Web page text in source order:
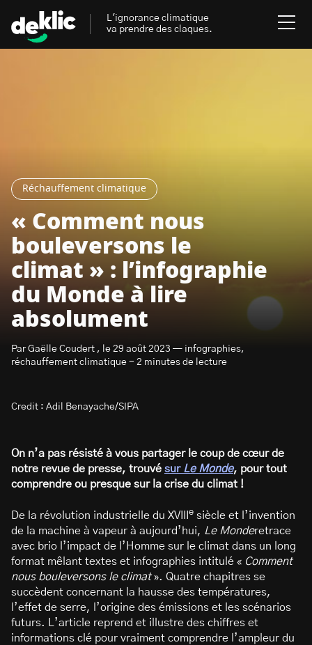
Réchauffement climatique
« Comment nous
bouleversons le
climat » : l’infographie
du Monde à lire
absolument
Par Gaëlle Coudert , le 29 août 2023 — infographies,
réchauffement climatique - 2 minutes de lecture
Credit : Adil Benayache/SIPA
On n’a pas résisté à vous partager le coup de cœur de
notre revue de presse, trouvé sur Le Monde, pour tout
comprendre ou presque sur la crise du climat !
De la révolution industrielle du XVIII e siècle et l’invention
de la machine à vapeur à aujourd’hui, Le Monderetrace
avec brio l’impact de l’Homme sur le climat dans un long
format mêlant textes et infographies intitulé « Comment
nous bouleversons le climat». Quatre chapitres se
succèdent concernant la hausse des températures,
l’effet de serre, l’origine des émissions et les scénarios
futurs. L’article reprend et illustre des chiffres et
informations clé pour vraiment comprendre l’ampleur du
L'ignorance climatique
va prendre des claques.
Énergies renouvelables
Mobilités durables
Gestes écologiques
Inspiré.es inspirant.es
S’abonner à la newsletter
Les mots clés les plus
Transition Écologique deklic kids
interview Volte-face influenceur.se